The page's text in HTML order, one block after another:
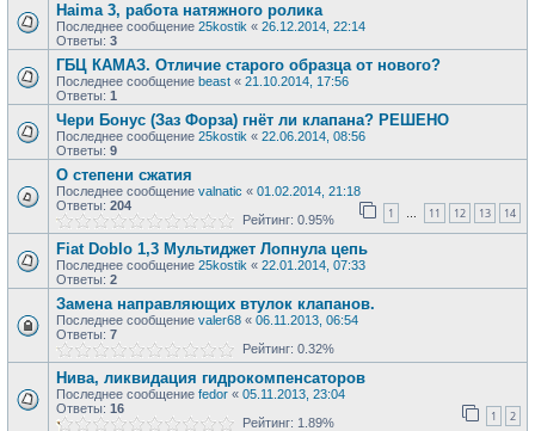
Haima 3, работа натяжного ролика
Последнее сообщение 25kostik « 26.12.2014, 22:14
Ответы: 3
ГБЦ КАМАЗ. Отличие старого образца от нового?
Последнее сообщение beast « 21.10.2014, 17:56
Ответы: 1
Чери Бонус (Заз Форза) гнёт ли клапана? РЕШЕНО
Последнее сообщение 25kostik « 22.06.2014, 08:56
Ответы: 9
О степени сжатия
Последнее сообщение valnatic « 01.02.2014, 21:18
Ответы: 204 1 … 11 12 13 14
Рейтинг: 0.95%
Fiat Doblo 1,3 Мультиджет Лопнула цепь
Последнее сообщение 25kostik « 22.01.2014, 07:33
Ответы: 2
Замена направляющих втулок клапанов.
Последнее сообщение valer68 « 06.11.2013, 06:54
Ответы: 7
Рейтинг: 0.32%
Нива, ликвидация гидрокомпенсаторов
Последнее сообщение fedor « 05.11.2013, 23:04
Ответы: 16 1 2
Рейтинг: 1.89%